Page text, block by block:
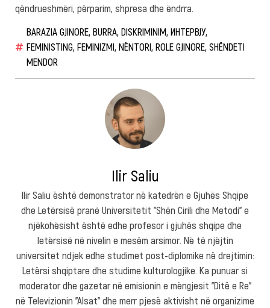
qëndrueshmëri, përparim, shpresa dhe ëndrra.
BARAZIA GJINORE, BURRA, DISKRIMINIM, ИНТЕРВЈУ,
FEMINISTING, FEMINIZMI, NËNTORI, ROLE GJINORE, SHËNDETI
MENDOR
Ilir Saliu
Ilir Saliu është demonstrator në katedrën e Gjuhës Shqipe
dhe Letërsisë pranë Universitetit "Shën Cirili dhe Metodi" e
njëkohësisht është edhe profesor i gjuhës shqipe dhe
letërsisë në nivelin e mesëm arsimor. Në të njëjtin
universitet ndjek edhe studimet post-diplomike në drejtimin:
Letërsi shqiptare dhe studime kulturologjike. Ka punuar si
moderator dhe gazetar në emisionin e mëngjesit "Ditë e Re"
në Televizionin "Alsat" dhe merr pjesë aktivisht në organizime